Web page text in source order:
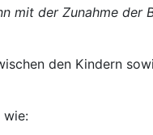
mit der Zunahme der
den Kindern
wie: